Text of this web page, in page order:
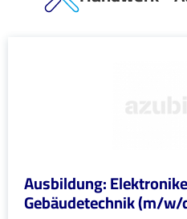
Ausbildung:
Gebäudetechnik (m/w/